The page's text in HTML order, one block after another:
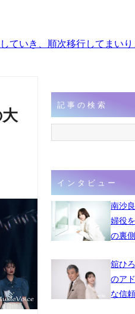
いき、順次移行してまいり
記事の検索
インタビュー
南沙
婦役
の裏側
舘ひ
のア
な信